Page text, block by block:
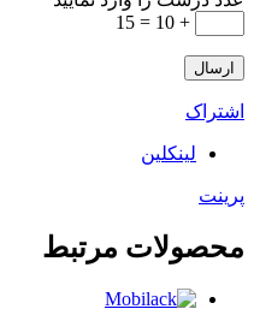
+ 10 = 15
اشتراک
لینکلین
پرینت
محصولات مرتبط